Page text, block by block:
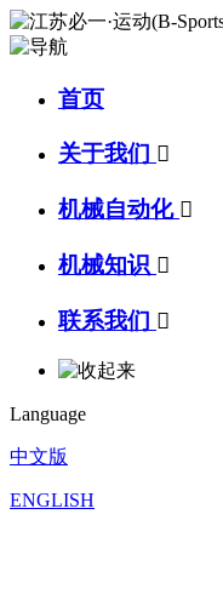
首页
关于我们 
机械自动化 
机械知识 
联系我们 
Language
中文版
ENGLISH